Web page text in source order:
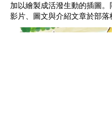
加以繪製成活潑生動的插圖。
影片、圖文與介紹文章於部落